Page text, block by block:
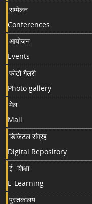
सम्मेलन
Conferences
आयोजन
Events
फोटो गैलरी
Photo gallery
मेल
Mail
डिजिटल संग्रह
Digital Repository
ई- शिक्षा
E-Learning
पुस्तकालय